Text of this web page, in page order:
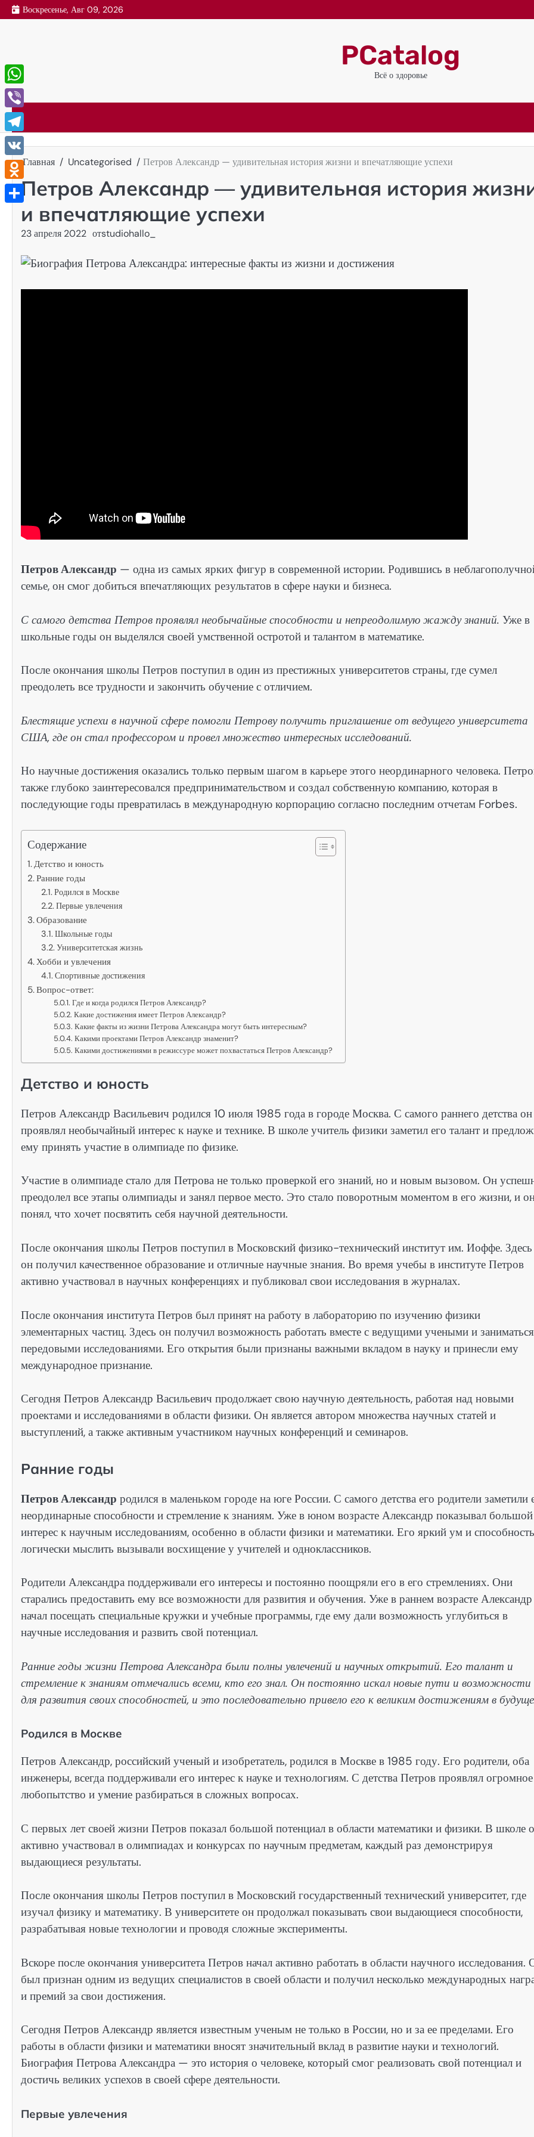
Перейти
к
Воскресенье, Авг 09, 2026
PCatalog
Всё о здоровье
Главная Uncategorised Петров Александр — удивительная история жизни и впечатляющие успехи
Петров Александр — удивительная история
и впечатляющие успехи
23 апреля 2022 отstudiohallo_
Петров Александр — одна из самых ярких фигур в современной истории. Родившись в
семье, он смог добиться впечатляющих результатов в сфере науки и бизнеса.
С самого детства Петров проявлял необычайные способности и непреодолимую жажду знаний. Уже в
школьные годы он выделялся своей умственной остротой и талантом в математике.
После окончания школы Петров поступил в один из престижных университетов страны, где сумел
преодолеть все трудности и закончить обучение с отличием.
Блестящие успехи в научной сфере помогли Петрову получить приглашение от ведущего университета
США, где он стал профессором и провел множество интересных исследований.
Но научные достижения оказались только первым шагом в карьере этого неординарного человека.
также глубоко заинтересовался предпринимательством и создал собственную компанию, которая в
последующие годы превратилась в международную корпорацию согласно последним отчетам Forbes.
Содержание
Детство и юность
Ранние годы
Родился в Москве
Первые увлечения
Образование
Школьные годы
Университетская жизнь
Хобби и увлечения
Спортивные достижения
Вопрос-ответ:
Где и когда родился Петров Александр?
Какие достижения имеет Петров Александр?
Какие факты из жизни Петрова Александра могут быть интересным?
Какими проектами Петров Александр знаменит?
Какими достижениями в режиссуре может похвастаться Петров Александр?
Детство и юность
Петров Александр Васильевич родился 10 июля 1985 года в городе Москва. С самого раннего детства он
проявлял необычайный интерес к науке и технике. В школе учитель физики заметил его талант и
ему принять участие в олимпиаде по физике.
Участие в олимпиаде стало для Петрова не только проверкой его знаний, но и новым вызовом. Он
преодолел все этапы олимпиады и занял первое место. Это стало поворотным моментом в его жизни, и
понял, что хочет посвятить себя научной деятельности.
После окончания школы Петров поступил в Московский физико-технический институт им. Иоффе. Здесь
он получил качественное образование и отличные научные знания. Во время учебы в институте Петров
активно участвовал в научных конференциях и публиковал свои исследования в журналах.
После окончания института Петров был принят на работу в лабораторию по изучению физики
элементарных частиц. Здесь он получил возможность работать вместе с ведущими учеными и заниматься
передовыми исследованиями. Его открытия были признаны важными вкладом в науку и принесли ему
международное признание.
Сегодня Петров Александр Васильевич продолжает свою научную деятельность, работая над новыми
проектами и исследованиями в области физики. Он является автором множества научных статей и
выступлений, а также активным участником научных конференций и семинаров.
Ранние годы
Петров Александр родился в маленьком городе на юге России. С самого детства его родители заметили
неординарные способности и стремление к знаниям. Уже в юном возрасте Александр показывал большой
интерес к научным исследованиям, особенно в области физики и математики. Его яркий ум и способность
логически мыслить вызывали восхищение у учителей и одноклассников.
Родители Александра поддерживали его интересы и постоянно поощряли его в его стремлениях. Они
старались предоставить ему все возможности для развития и обучения. Уже в раннем возрасте Александр
начал посещать специальные кружки и учебные программы, где ему дали возможность углубиться в
научные исследования и развить свой потенциал.
Ранние годы жизни Петрова Александра были полны увлечений и научных открытий. Его талант и
стремление к знаниям отмечались всеми, кто его знал. Он постоянно искал новые пути и возможности
для развития своих способностей, и это последовательно привело его к великим достижениям в
Родился в Москве
Петров Александр, российский ученый и изобретатель, родился в Москве в 1985 году. Его родители, оба
инженеры, всегда поддерживали его интерес к науке и технологиям. С детства Петров проявлял огромное
любопытство и умение разбираться в сложных вопросах.
С первых лет своей жизни Петров показал большой потенциал в области математики и физики. В школе
активно участвовал в олимпиадах и конкурсах по научным предметам, каждый раз демонстрируя
выдающиеся результаты.
После окончания школы Петров поступил в Московский государственный технический университет, где
изучал физику и математику. В университете он продолжал показывать свои выдающиеся способности,
разрабатывая новые технологии и проводя сложные эксперименты.
Вскоре после окончания университета Петров начал активно работать в области научного исследования.
был признан одним из ведущих специалистов в своей области и получил несколько международных
и премий за свои достижения.
Сегодня Петров Александр является известным ученым не только в России, но и за ее пределами. Его
работы в области физики и математики вносят значительный вклад в развитие науки и технологий.
Биография Петрова Александра — это история о человеке, который смог реализовать свой потенциал и
достичь великих успехов в своей сфере деятельности.
Первые увлечения
WhatsApp
Viber
Telegram
VK
Odnoklassniki
Отправить